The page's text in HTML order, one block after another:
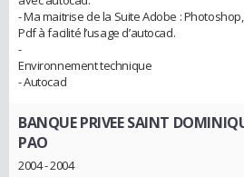
- Ma maitrise de la Suite Adobe :
Pdf à facilité l’usage d’autocad.
-
Environnement technique
- Autocad
BANQUE PRIVEE SAINT
PAO
2004 - 2004